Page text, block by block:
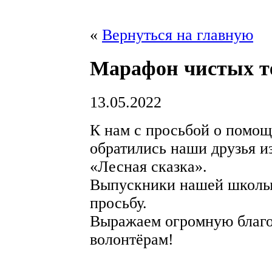
« Вернуться на главную
Марафон чистых
13.05.2022
К нам с просьбой о
обратились наши
«Лесная сказка».
Выпускники нашей школы
просьбу.
Выражаем огромную
волонтёрам!